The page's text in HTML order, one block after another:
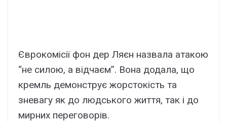
Єврокомісії фон дер Ляєн назвала атакою
“не силою, а відчаєм”. Вона додала, що
кремль демонструє жорстокість та
зневагу як до людського життя, так і до
мирних переговорів.